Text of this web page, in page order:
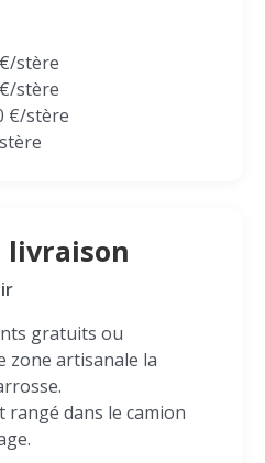
stère
stère
€/stère
livraison
gratuits ou
zone artisanale la
rangé dans le camion